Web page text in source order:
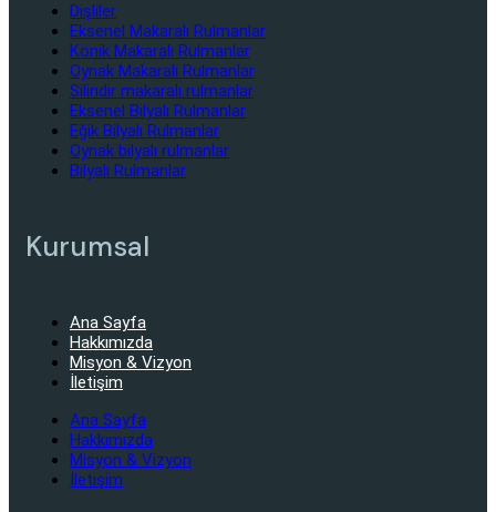
Dişliler
Eksenel Makaralı Rulmanlar
Konik Makaralı Rulmanlar
Oynak Makaralı Rulmanlar
Silindir makaralı rulmanlar
Eksenel Bilyalı Rulmanlar
Eğik Bilyalı Rulmanlar
Oynak bilyalı rulmanlar
Bilyalı Rulmanlar
Kurumsal
Ana Sayfa
Hakkımızda
Misyon & Vizyon
İletişim
Ana Sayfa
Hakkımızda
Misyon & Vizyon
İletişim